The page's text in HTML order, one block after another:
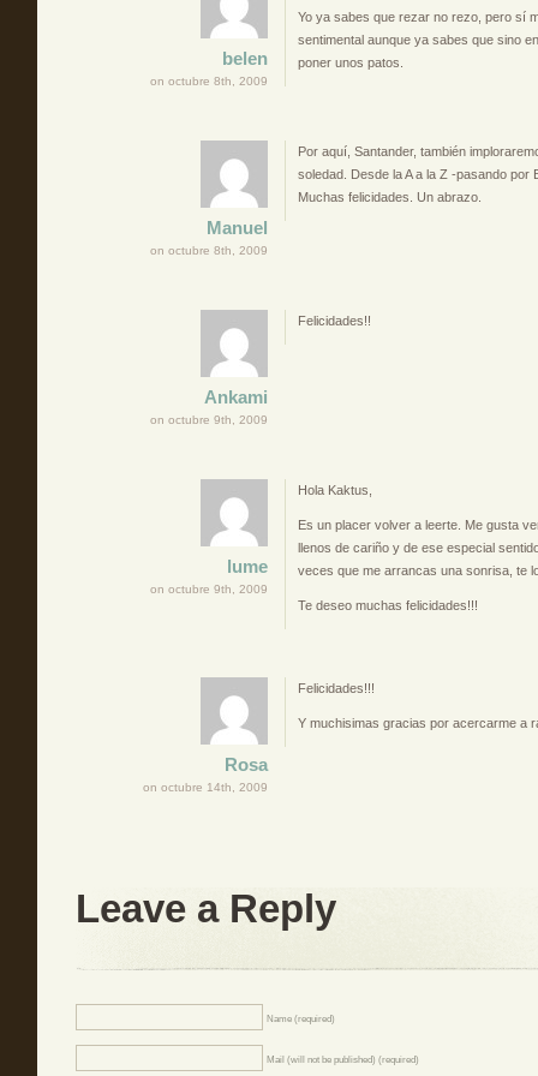
belen
on octubre 8th, 2009
Yo ya sabes que rezar no rezo, pero sí
sentimental aunque ya sabes que sino
poner unos patos.
Manuel
on octubre 8th, 2009
Por aquí, Santander, también
soledad. Desde la A a la Z -pasando por
Muchas felicidades. Un abrazo.
Ankami
on octubre 9th, 2009
Felicidades!!
lume
on octubre 9th, 2009
Hola Kaktus,
Es un placer volver a leerte. Me gusta
llenos de cariño y de ese especial
veces que me arrancas una sonrisa, te
Te deseo muchas felicidades!!!
Rosa
on octubre 14th, 2009
Felicidades!!!
Y muchisimas gracias por acercarme a
Leave a Reply
Name (required)
Mail (will not be published) (required)